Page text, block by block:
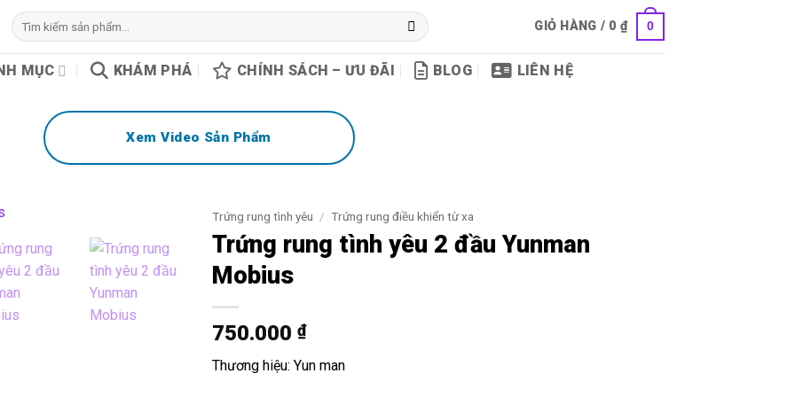
Tìm
kiếm:
GIỎ HÀNG / 0₫ 0
MỤC KHÁM PHÁ CHÍNH SÁCH – ƯU ĐÃI BLOG LIÊN HỆ
Xem Video Sản Phẩm
Trứng rung tình yêu / Trứng rung điều khiển từ xa
Trứng rung tình yêu 2 đầu Yunman
Mobius
750.000 ₫
Thương hiệu: Yun man